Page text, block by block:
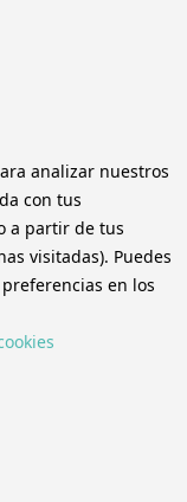
analizar nuestros
con tus
a partir de tus
visitadas). Puedes
en los